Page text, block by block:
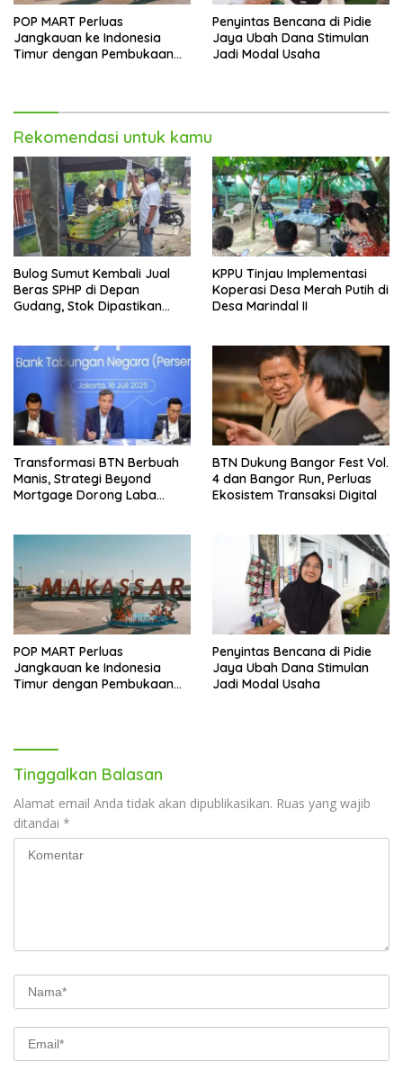
POP MART Perluas
Jangkauan ke Indonesia
Timur dengan Pembukaan
Penyintas Bencana di Pidie
Jaya Ubah Dana Stimulan
Jadi Modal Usaha
Rekomendasi untuk kamu
Bulog Sumut Kembali Jual
Beras SPHP di Depan
Gudang, Stok Dipastikan
KPPU Tinjau Implementasi
Koperasi Desa Merah Putih di
Desa Marindal II
Transformasi BTN Berbuah
Manis, Strategi Beyond
Mortgage Dorong Laba
BTN Dukung Bangor Fest Vol.
4 dan Bangor Run, Perluas
Ekosistem Transaksi Digital
POP MART Perluas
Jangkauan ke Indonesia
Timur dengan Pembukaan
Penyintas Bencana di Pidie
Jaya Ubah Dana Stimulan
Jadi Modal Usaha
Tinggalkan Balasan
Alamat email Anda tidak akan dipublikasikan. Ruas yang wajib
ditandai *